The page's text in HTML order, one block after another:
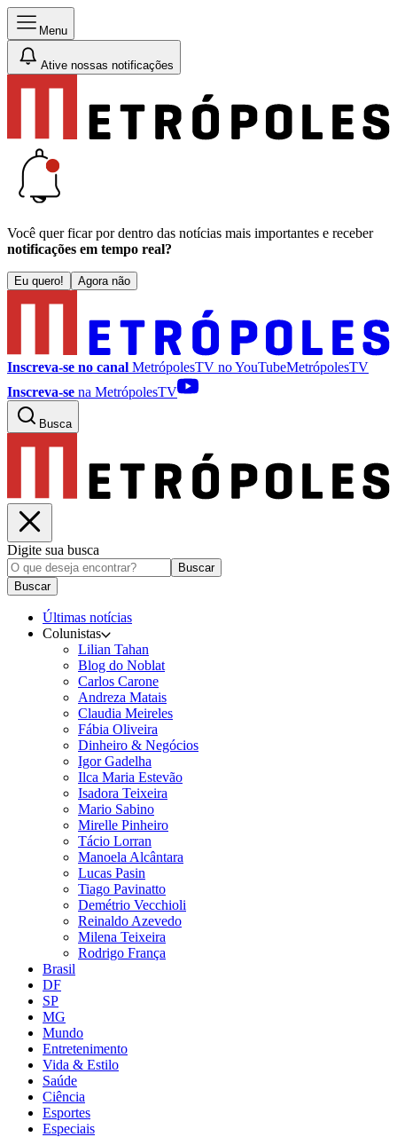
Menu
Ative nossas notificações
Você quer ficar por dentro das notícias mais importantes e receber
notificações em tempo real?
Eu quero! Agora não
Inscreva-se no canal MetrópolesTV noYouTubeMetrópolesTV
Inscreva-se na MetrópolesTV
Busca
Digite sua busca
Buscar
Buscar
Últimas notícias
Colunistas
Lilian Tahan
Blog do Noblat
Carlos Carone
Andreza Matais
Claudia Meireles
Fábia Oliveira
Dinheiro & Negócios
Igor Gadelha
Ilca Maria Estevão
Isadora Teixeira
Mario Sabino
Mirelle Pinheiro
Tácio Lorran
Manoela Alcântara
Lucas Pasin
Tiago Pavinatto
Demétrio Vecchioli
Reinaldo Azevedo
Milena Teixeira
Rodrigo França
Brasil
DF
SP
MG
Mundo
Entretenimento
Vida & Estilo
Saúde
Ciência
Esportes
Especiais